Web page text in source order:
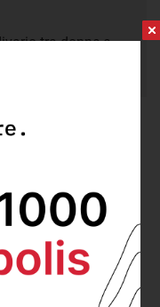
tra donne e
cura in Ue.
del lavoro di cura
Italia,
totale della
quella inattiva.
inattiva per